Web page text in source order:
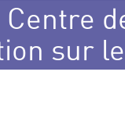
sur